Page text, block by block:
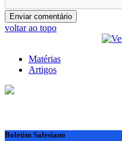
voltar ao topo
Matérias
Artigos
Boletim Salesiano